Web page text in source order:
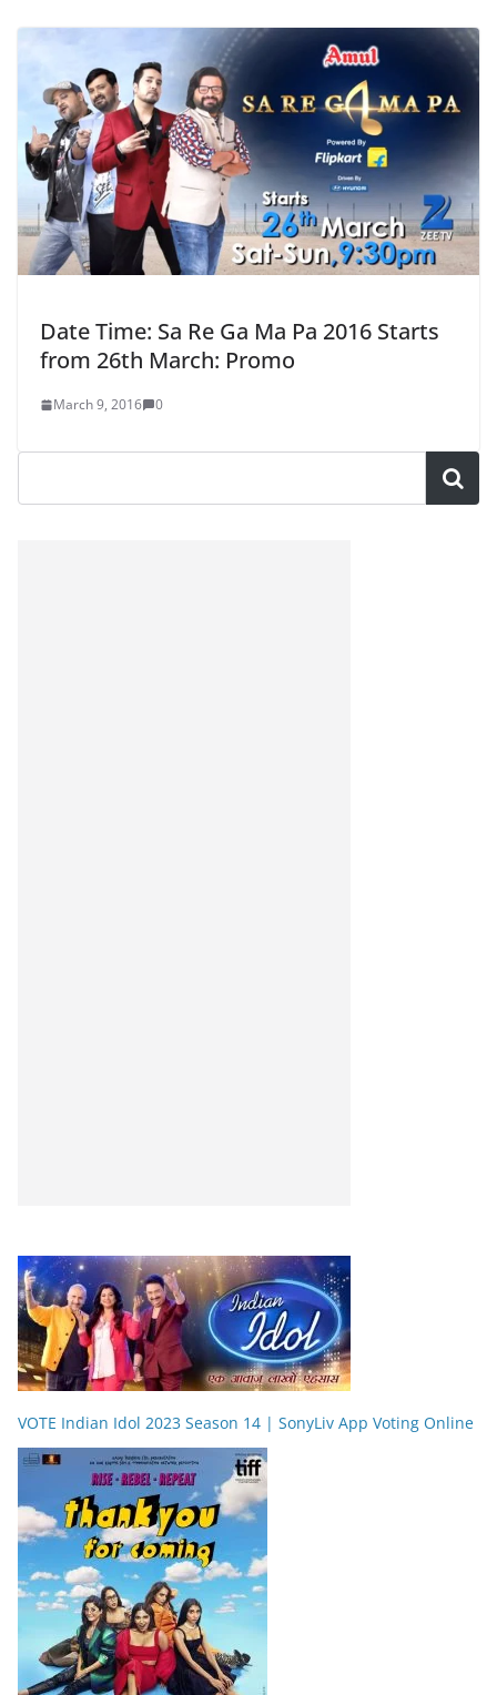
Date Time: Sa Re Ga Ma Pa 2016 Starts
from 26th March: Promo
March 9, 2016 0
VOTE Indian Idol 2023 Season 14 | SonyLiv App Voting Online